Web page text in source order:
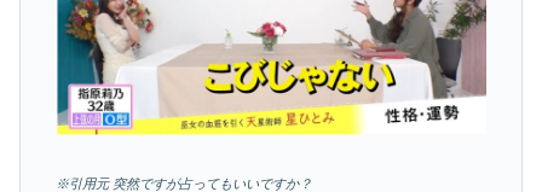
※引用元 突然ですが占ってもいいですか？